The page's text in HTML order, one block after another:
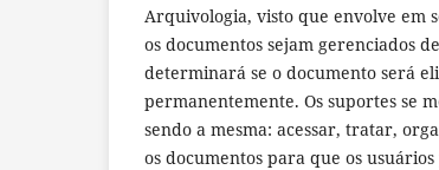
Arquivologia, visto que envolve em
os documentos sejam gerenciados
determinará se o documento será
permanentemente. Os suportes se
sendo a mesma: acessar, tratar,
os documentos para que os